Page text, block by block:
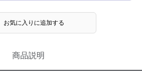
お気に入りに追加する
商品説明